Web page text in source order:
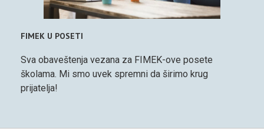
FIMEK U POSETI
Sva obaveštenja vezana za FIMEK-ove posete
školama. Mi smo uvek spremni da širimo krug
prijatelja!